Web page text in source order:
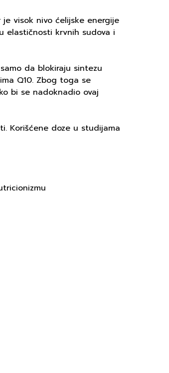
visok nivo ćelijske energije
elastičnosti krvnih sudova i
da blokiraju sintezu
Q10. Zbog toga se
bi se nadoknadio ovaj
Korišćene doze u studijama